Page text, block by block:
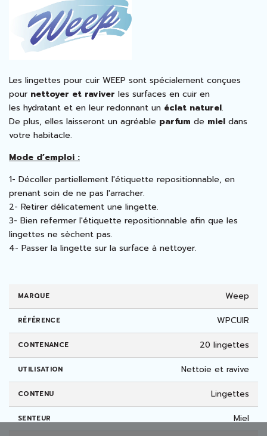
Les lingettes pour cuir WEEP sont spécialement conçues
pour nettoyer et raviver les surfaces en cuir en
les hydratant et en leur redonnant un éclat naturel.
De plus, elles laisseront un agréable parfum de miel dans
votre habitacle.
Mode d’emploi :
1- Décoller partiellement l'étiquette repositionnable, en
prenant soin de ne pas l'arracher.
2- Retirer délicatement une lingette.
3- Bien refermer l'étiquette repositionnable afin que les
lingettes ne sèchent pas.
4- Passer la lingette sur la surface à nettoyer.
MARQUE Weep
RÉFÉRENCE WPCUIR
CONTENANCE 20 lingettes
UTILISATION Nettoie et ravive
CONTENU Lingettes
SENTEUR Miel